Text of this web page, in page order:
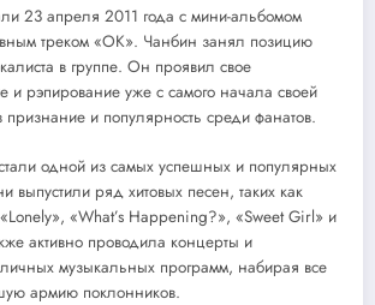
23 апреля 2011 года с мини-альбомом
треком «OK». Чанбин занял позицию
в группе. Он проявил свое
и рэпирование уже с самого начала своей
и популярность среди фанатов.
одной из самых успешных и популярных
выпустили ряд хитовых песен, таких как
«What’s Happening?», «Sweet Girl» и
активно проводила концерты и
музыкальных программ, набирая все
армию поклонников.